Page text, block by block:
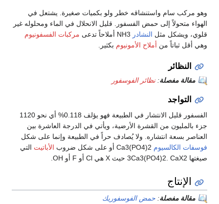
وهو مركب سام واستنشاقه خطر ولو بكميات صغيرة. يشتعل في
الهواء متحولاً إلى حمض الفسفور. قليل الانحلال في الماء ومحلوله غير
قلوي، ويشكل مثل النشادر
مركبات الفسفونيوم
وهي أقل ثباتاً من أملاح الأمونيوم بكثير.
النظائر
مقالة مفصلة:نظائر الفوسفور
التواجد
الفسفور قليل الانتشار في الطبيعة فهو يؤلف 0.118% أي نحو 1120
جزء بالمليون من القشرة الأرضية، ويأتي في الدرجة العاشرة بين
العناصر بسعة انتشاره. ولا يُصادف حراً في الطبيعة وإنما على شكل
فوسفات الكالسيوم
الأباتيت التي
صيغتها 3Ca3(PO4)2. CaX2 حيث X هي Cl أو F أو OH.
الإنتاج
مقالة مفصلة: حمض الفوسفوريك